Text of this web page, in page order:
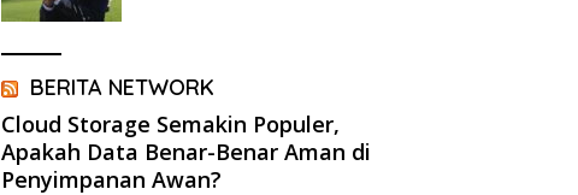
BERITA NETWORK
Cloud Storage Semakin Populer,
Apakah Data Benar-Benar Aman di
Penyimpanan Awan?